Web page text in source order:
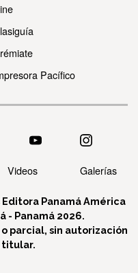
Pacífico
Videos Galerías
Panamá América
- Panamá 2026.
parcial, sin autorización
titular.